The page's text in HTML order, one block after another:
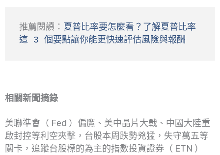
推薦閱讀： 夏普比率要怎麼看？了解夏普比率
這 3 個要點讓你能更快速評估風險與報酬
相關新聞摘錄
美聯準會（ Fed ）偏鷹、美中晶片大戰、中國大陸重
啟封控等利空夾擊，台股本周跌勢兇猛，失守萬五等
關卡，追蹤台股標的為主的指數投資證券（ ETN ）